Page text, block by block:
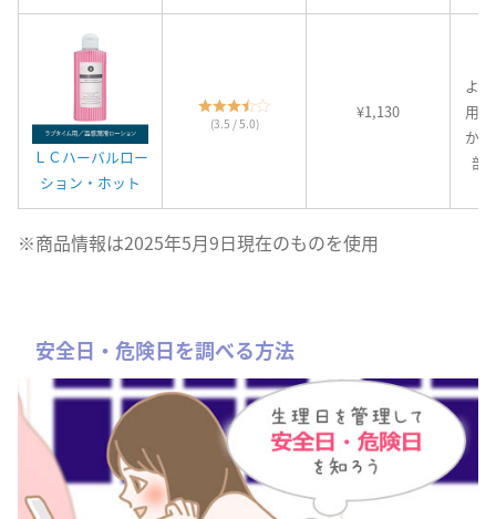
ＬＣハーバルロー
ション・ホット
(3.5 / 5.0)
¥1,130
よ
用
か
部
※商品情報は2025年5月9日現在のものを使用
安全日・危険日を調べる方法